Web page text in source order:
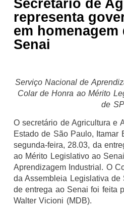
Secretário de
representa
em homenagem
Senai
Serviço Nacional de
Colar de Honra ao Mérito
de SP
O secretário de Agricultura e
Estado de São Paulo, Itamar
segunda-feira, 28.03, da
ao Mérito Legislativo ao
Aprendizagem Industrial. O
da Assembleia Legislativa
de entrega ao Senai foi feita
Walter Vicioni (MDB).